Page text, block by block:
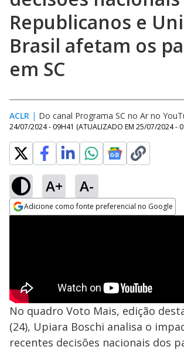
Republicanos e
Brasil afetam os
em SC
ACLR | Do canal Programa SC no Ar no
24/07/2024 - 09H41 (ATUALIZADO EM 25/07/2024 -
A+ A-
Adicione como fonte preferencial no Google
No quadro Voto Mais, edição
(24), Upiara Boschi analisa o
recentes decisões nacionais dos